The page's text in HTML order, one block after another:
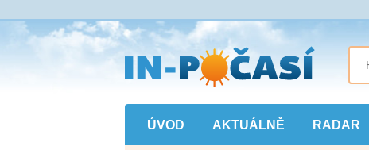
Přejít
na
hlavní
obsah
ÚVOD AKTUÁLNĚ RADAR